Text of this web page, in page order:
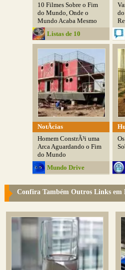
10 Filmes Sobre o Fim
do Mundo, Onde o
Mundo Acaba Mesmo
Listas de 10
NotÃ­cias
Homem ConstrÃ³i uma
Arca Aguardando o Fim
do Mundo
Mundo Drive
Confira Também Outros Links em